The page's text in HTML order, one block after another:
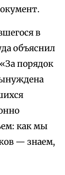
в
объяснил
порядок
как мы
— знаем,